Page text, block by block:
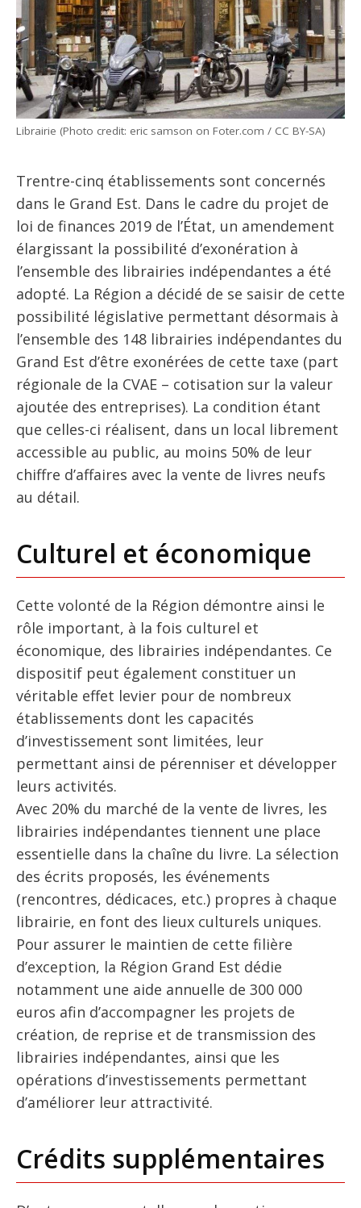
Librairie (Photo credit: eric samson on Foter.com / CC BY-SA)
Trentre-cinq établissements sont concernés
dans le Grand Est. Dans le cadre du projet de
loi de finances 2019 de l’État, un amendement
élargissant la possibilité d’exonération à
l’ensemble des librairies indépendantes a été
adopté. La Région a décidé de se saisir de cette
possibilité législative permettant désormais à
l’ensemble des 148 librairies indépendantes du
Grand Est d’être exonérées de cette taxe (part
régionale de la CVAE – cotisation sur la valeur
ajoutée des entreprises). La condition étant
que celles-ci réalisent, dans un local librement
accessible au public, au moins 50% de leur
chiffre d’affaires avec la vente de livres neufs
au détail.
Culturel et économique
Cette volonté de la Région démontre ainsi le
rôle important, à la fois culturel et
économique, des librairies indépendantes. Ce
dispositif peut également constituer un
véritable effet levier pour de nombreux
établissements dont les capacités
d’investissement sont limitées, leur
permettant ainsi de pérenniser et développer
leurs activités.
Avec 20% du marché de la vente de livres, les
librairies indépendantes tiennent une place
essentielle dans la chaîne du livre. La sélection
des écrits proposés, les événements
(rencontres, dédicaces, etc.) propres à chaque
librairie, en font des lieux culturels uniques.
Pour assurer le maintien de cette filière
d’exception, la Région Grand Est dédie
notamment une aide annuelle de 300 000
euros afin d’accompagner les projets de
création, de reprise et de transmission des
librairies indépendantes, ainsi que les
opérations d’investissements permettant
d’améliorer leur attractivité.
Crédits supplémentaires